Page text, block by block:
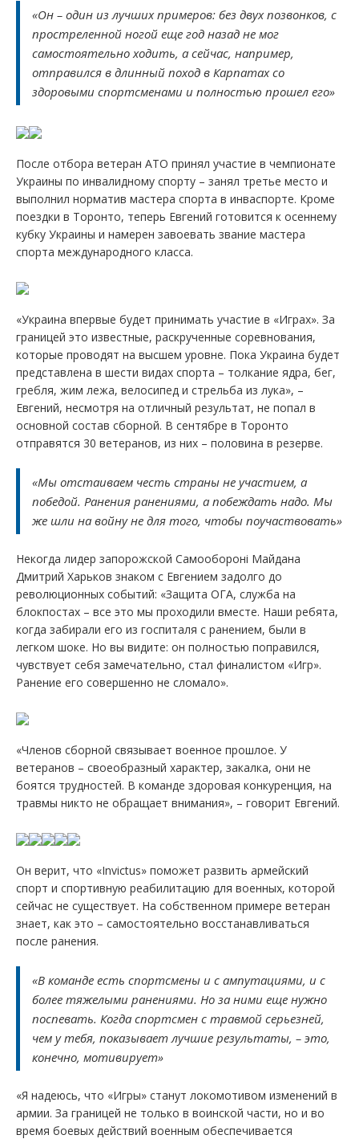
«Он – один из лучших примеров: без двух позвонков, с
простреленной ногой еще год назад не мог
самостоятельно ходить, а сейчас, например,
отправился в длинный поход в Карпатах со
здоровыми спортсменами и полностью прошел его»
После отбора ветеран АТО принял участие в чемпионате
Украины по инвалидному спорту – занял третье место и
выполнил норматив мастера спорта в инваспорте. Кроме
поездки в Торонто, теперь Евгений готовится к осеннему
кубку Украины и намерен завоевать звание мастера
спорта международного класса.
«Украина впервые будет принимать участие в «Играх». За
границей это известные, раскрученные соревнования,
которые проводят на высшем уровне. Пока Украина будет
представлена в шести видах спорта – толкание ядра, бег,
гребля, жим лежа, велосипед и стрельба из лука», –
Евгений, несмотря на отличный результат, не попал в
основной состав сборной. В сентябре в Торонто
отправятся 30 ветеранов, из них – половина в резерве.
«Мы отстаиваем честь страны не участием, а
победой. Ранения ранениями, а побеждать надо. Мы
же шли на войну не для того, чтобы поучаствовать»
Некогда лидер запорожской Самообороні Майдана
Дмитрий Харьков знаком с Евгением задолго до
революционных событий: «Защита ОГА, служба на
блокпостах – все это мы проходили вместе. Наши ребята,
когда забирали его из госпиталя с ранением, были в
легком шоке. Но вы видите: он полностью поправился,
чувствует себя замечательно, стал финалистом «Игр».
Ранение его совершенно не сломало».
«Членов сборной связывает военное прошлое. У
ветеранов – своеобразный характер, закалка, они не
боятся трудностей. В команде здоровая конкуренция, на
травмы никто не обращает внимания», – говорит Евгений.
Он верит, что «Invictus» поможет развить армейский
спорт и спортивную реабилитацию для военных, которой
сейчас не существует. На собственном примере ветеран
знает, как это – самостоятельно восстанавливаться
после ранения.
«В команде есть спортсмены и с ампутациями, и с
более тяжелыми ранениями. Но за ними еще нужно
поспевать. Когда спортсмен с травмой серьезней,
чем у тебя, показывает лучшие результаты, – это,
конечно, мотивирует»
«Я надеюсь, что «Игры» станут локомотивом изменений в
армии. За границей не только в воинской части, но и во
время боевых действий военным обеспечивается